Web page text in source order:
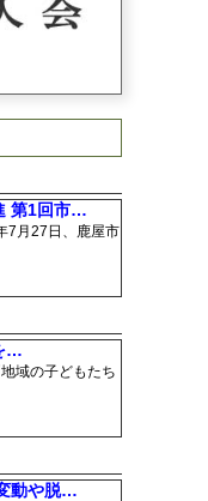
第1回市…
7月27日、鹿屋市
…
域の子どもたち
動や脱…